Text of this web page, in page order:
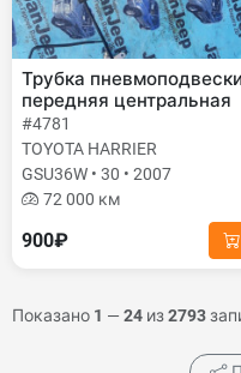
Трубка пневмоподвески
передняя центральная
#4781
TOYOTA HARRIER
GSU36W • 30 • 2007
72 000 км
900₽
Показано 1 — 24 из2793